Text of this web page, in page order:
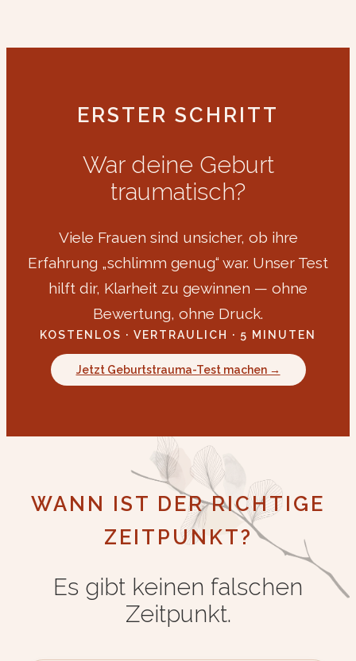
ERSTER SCHRITT
War deine Geburt
traumatisch?
Viele Frauen sind unsicher, ob ihre
Erfahrung „schlimm genug“ war. Unser Test
hilft dir, Klarheit zu gewinnen — ohne
Bewertung, ohne Druck.
KOSTENLOS · VERTRAULICH · 5 MINUTEN
Jetzt Geburtstrauma-Test machen →
WANN IST DER RICHTIGE
ZEITPUNKT?
Es gibt keinen falschen
Zeitpunkt.